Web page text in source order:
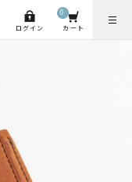
ログイン カート
0